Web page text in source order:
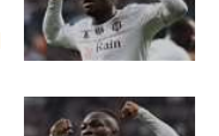
ميركاتو
تحقيق في الجول
تقرير في الجول